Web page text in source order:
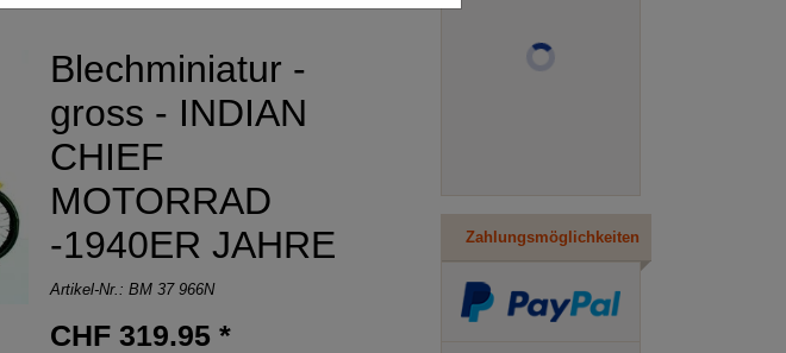
Blechminiatur -
gross - INDIAN
CHIEF
MOTORRAD
-1940ER JAHRE
Artikel-Nr.: BM 37 966N
CHF 319.95 *
Zahlungsmöglichkeiten